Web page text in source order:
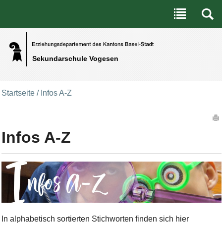
Sekundarschule Vogesen
Benutzerspezifische Werkzeuge
Direkt zum Inhalt|Direkt zur Navigation
Startseite / Infos A-Z
Infos A-Z
In alphabetisch sortierten Stichworten finden sich hier